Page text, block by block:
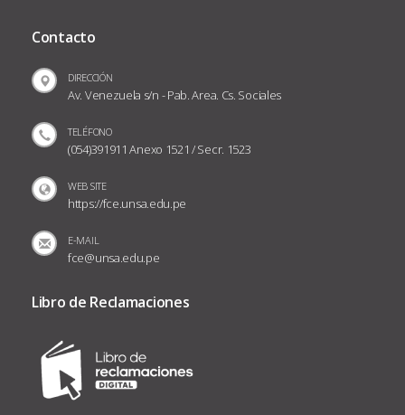
Contacto
DIRECCIÓN
Av. Venezuela s/n - Pab. Area. Cs. Sociales
TELÉFONO
(054)391911 Anexo 1521 / Secr. 1523
WEB SITE
https://fce.unsa.edu.pe
E-MAIL
fce@unsa.edu.pe
Libro de Reclamaciones